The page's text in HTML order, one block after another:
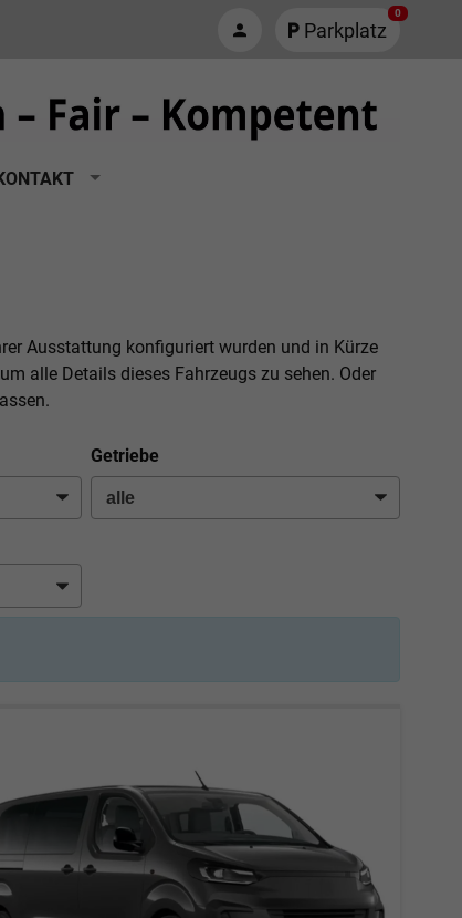
Parkplatz
0
Ausstattung konfiguriert wurden und in Kürze
alle Details dieses Fahrzeugs zu sehen. Oder
Getriebe